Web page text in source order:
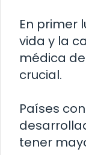
En primer
vida y la
médica
crucial.
Países
tener